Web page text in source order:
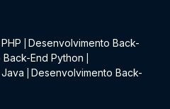
Desenvolvimento Back-
End Python
Desenvolvimento Back-